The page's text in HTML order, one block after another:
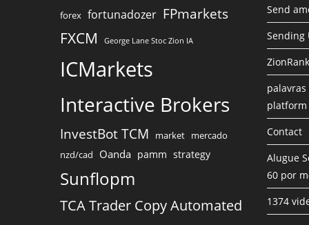
forex fortunadozer FPmarkets
FXCM George Lane Stoc Zion IA
ICMarkets
Interactive Brokers
InvestBot TCM market mercado
nzd/cad
Oanda pamm strategy
Sunflopm
TCA Trader Copy Automated
Send
Sending
platform
Contact
Alugue
60 por
1374